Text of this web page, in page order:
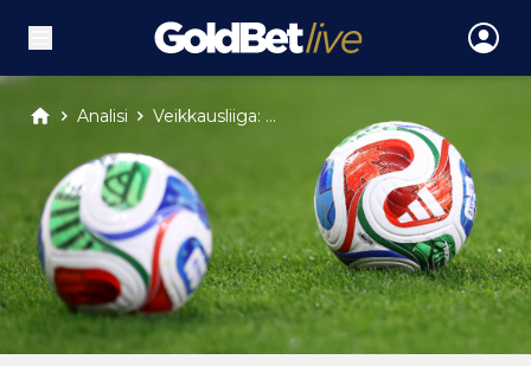
Analisi Veikkausliiga: ...